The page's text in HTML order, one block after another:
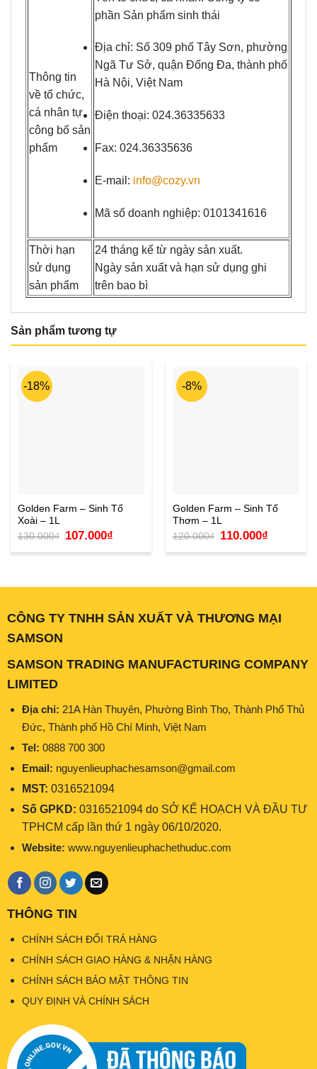
Thông tin
về tổ chức,
cá nhân tự
công bố sản
phẩm
phần Sản phẩm sinh thái
Địa chỉ: Số 309 phố Tây Sơn, phường
Ngã Tư Sở, quận Đống Đa, thành phố
Hà Nội, Việt Nam
Điện thoại: 024.36335633
Fax: 024.36335636
E-mail: info@cozy.vn
Mã số doanh nghiệp: 0101341616
Thời hạn
sử dụng
sản phẩm
24 tháng kể từ ngày sản xuất.
Ngày sản xuất và hạn sử dụng ghi
trên bao bì
Sản phẩm tương tự
-18%
Golden Farm – Sinh Tố
Xoài – 1L
130.000₫
Giá
gốc
là:
107.000₫Giá
hiện
tại
-8%
Golden Farm – Sinh Tố
Thơm – 1L
120.000₫
Giá
gốc
là:
110.000₫Giá
hiện
tại
CÔNG TY TNHH SẢN XUẤT VÀ THƯƠNG MẠI
SAMSON
SAMSON TRADING MANUFACTURING COMPANY
LIMITED
Địa chỉ: 21A Hàn Thuyên, Phường Bình Thọ, Thành Phố Thủ
Đức, Thành phố Hồ Chí Minh, Việt Nam
Tel: 0888 700 300
Email: nguyenlieuphachesamson@gmail.com
MST: 0316521094
Số GPKD: 0316521094 do SỞ KẾ HOẠCH VÀ ĐẦU TƯ
TPHCM cấp lần thứ 1 ngày 06/10/2020.
Website: www.nguyenlieuphachethuduc.com
THÔNG TIN
CHÍNH SÁCH ĐỔI TRẢ HÀNG
CHÍNH SÁCH GIAO HÀNG & NHẬN HÀNG
CHÍNH SÁCH BẢO MẬT THÔNG TIN
QUY ĐỊNH VÀ CHÍNH SÁCH